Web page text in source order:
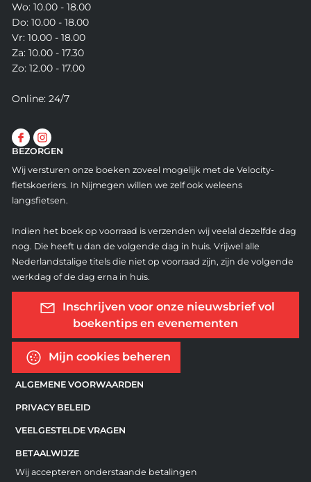
Wo: 10.00 - 18.00
Do: 10.00 - 18.00
Vr: 10.00 - 18.00
Za: 10.00 - 17.30
Zo: 12.00 - 17.00
Online: 24/7
BEZORGEN
Wij versturen onze boeken zoveel mogelijk met de Velocity-
fietskoeriers. In Nijmegen willen we zelf ook weleens
langsfietsen.
Indien het boek op voorraad is verzenden wij veelal dezelfde dag
nog. Die heeft u dan de volgende dag in huis. Vrijwel alle
Nederlandstalige titels die niet op voorraad zijn, zijn de volgende
werkdag of de dag erna in huis.
Inschrijven voor onze nieuwsbrief vol
boekentips en evenementen
Mijn cookies beheren
ALGEMENE VOORWAARDEN
PRIVACY BELEID
VEELGESTELDE VRAGEN
BETAALWIJZE
Wij accepteren onderstaande betalingen